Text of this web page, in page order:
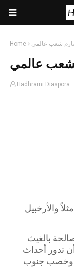
Home شعب عالمي
شعب عالمي
Hadhrami Diaspora
والأرخبيل
بالغيث
تدور أحداث
وخصب جنوب